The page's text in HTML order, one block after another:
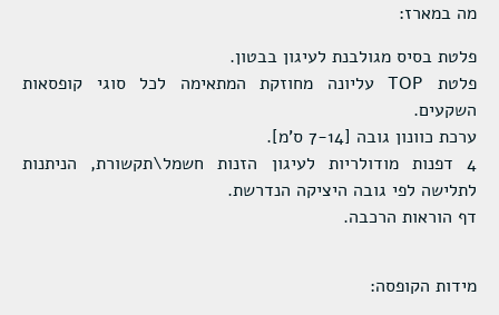
מה במארז:
פלטת בסיס מגולבנת לעיגון בבטון.
פלטת TOP עליונה מחוזקת המתאימה לכל סוגי קופסאות
השקעים.
ערכת כוונון גובה [7-14 ס'מ].
4 דפנות מודולריות לעיגון הזנות חשמל\תקשורת, הניתנות
לתלישה לפי גובה היציקה הנדרשת.
דף הוראות הרכבה.
מידות הקופסה: